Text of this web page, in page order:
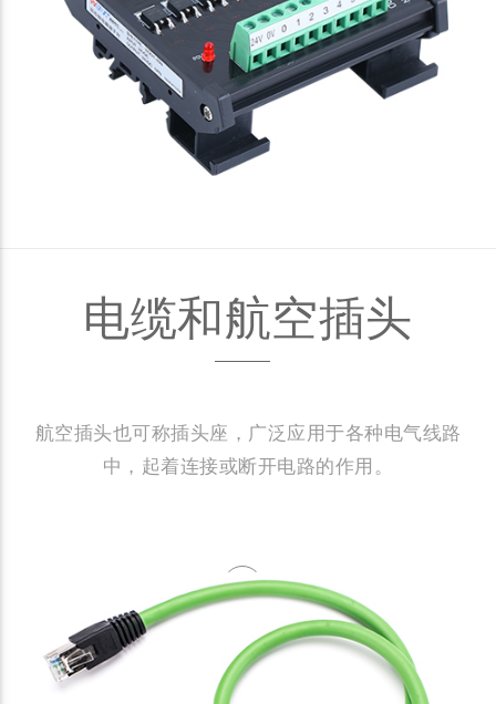
电缆和航空插头
航空插头也可称插头座，广泛应用于各种电气线路
中，起着连接或断开电路的作用。